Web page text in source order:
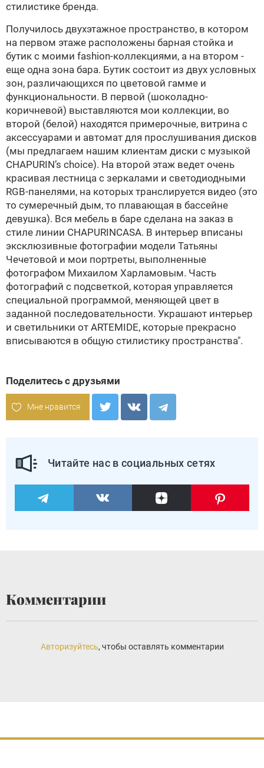
стилистике бренда.
Получилось двухэтажное пространство, в котором
на первом этаже расположены барная стойка и
бутик с моими fashion-коллекциями, а на втором -
еще одна зона бара. Бутик состоит из двух условных
зон, различающихся по цветовой гамме и
функциональности. В первой (шоколадно-
коричневой) выставляются мои коллекции, во
второй (белой) находятся примерочные, витрина с
аксессуарами и автомат для прослушивания дисков
(мы предлагаем нашим клиентам диски с музыкой
CHAPURIN’s choice). На второй этаж ведет очень
красивая лестница с зеркалами и светодиодными
RGB-панелями, на которых транслируется видео (это
то сумеречный дым, то плавающая в бассейне
девушка). Вся мебель в баре сделана на заказ в
стиле линии CHAPURINCASA. В интерьер вписаны
эксклюзивные фотографии модели Татьяны
Чечетовой и мои портреты, выполненные
фотографом Михаилом Харламовым. Часть
фотографий с подсветкой, которая управляется
специальной программой, меняющей цвет в
заданной последовательности. Украшают интерьер
и светильники от ARTEMIDE, которые прекрасно
вписываются в общую стилистику пространства".
Поделитесь с друзьями
Мне нравится
Читайте нас в социальных сетях
Комментарии
Авторизуйтесь, чтобы оставлять комментарии